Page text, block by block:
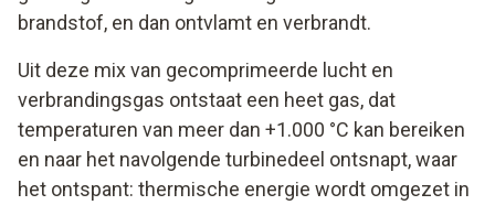
brandstof, en dan ontvlamt en verbrandt.
Uit deze mix van gecomprimeerde lucht en
verbrandingsgas ontstaat een heet gas, dat
temperaturen van meer dan +1.000 °C kan bereiken
en naar het navolgende turbinedeel ontsnapt, waar
het ontspant: thermische energie wordt omgezet in